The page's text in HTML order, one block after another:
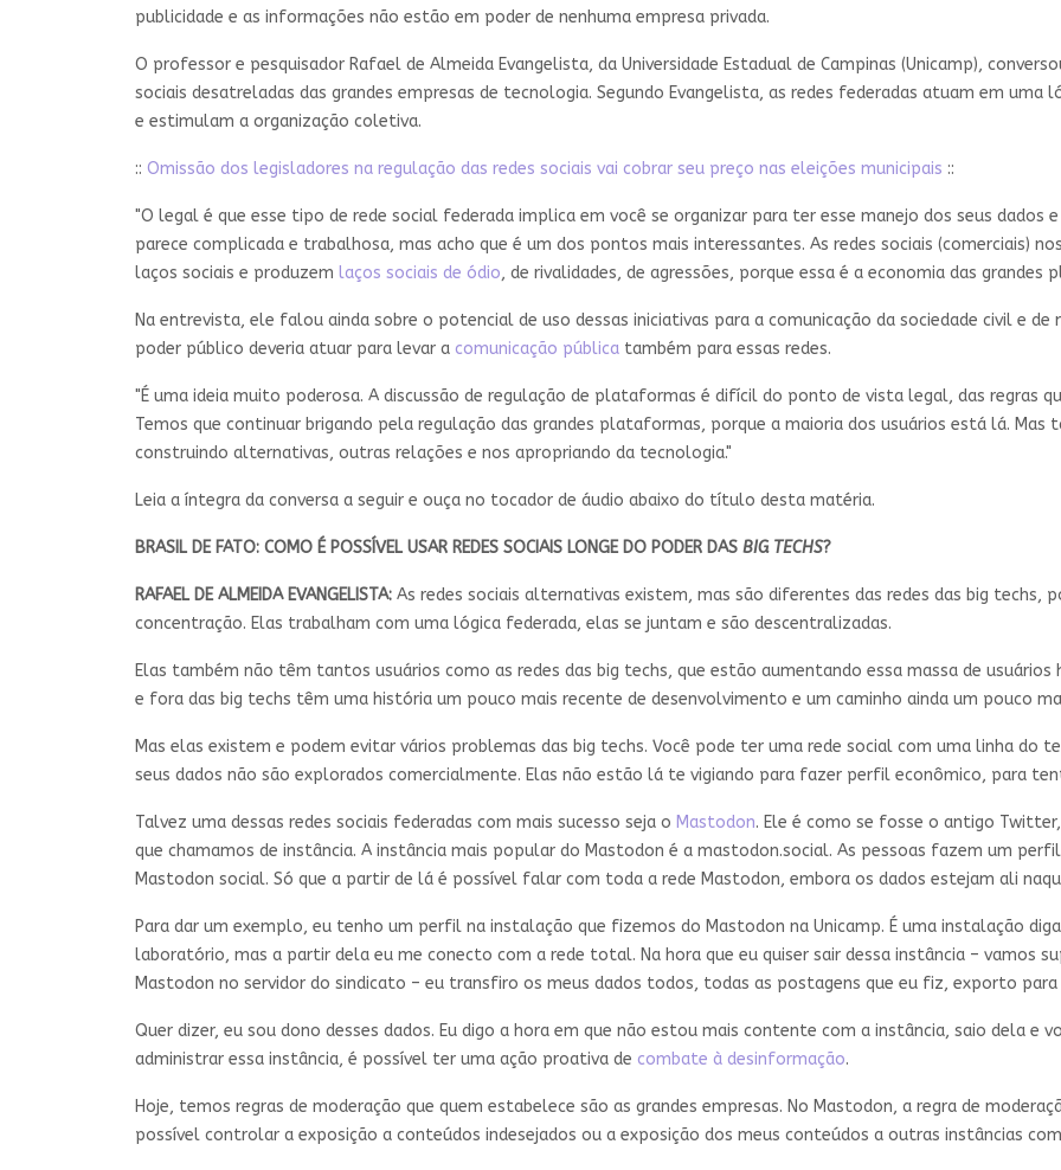
publicidade e as informações não estão em poder de nenhuma empresa privada.
O professor e pesquisador Rafael de Almeida Evangelista, da Universidade Estadual de Campinas (Unicamp),
sociais desatreladas das grandes empresas de tecnologia. Segundo Evangelista, as redes federadas atuam em
e estimulam a organização coletiva.
:: Omissão dos legisladores na regulação das redes sociais vai cobrar seu preço nas eleições municipais ::
"O legal é que esse tipo de rede social federada implica em você se organizar para ter esse manejo dos seus dados
parece complicada e trabalhosa, mas acho que é um dos pontos mais interessantes. As redes sociais (comerciais)
laços sociais e produzem laços sociais de ódio, de rivalidades, de agressões, porque essa é a economia das grandes
Na entrevista, ele falou ainda sobre o potencial de uso dessas iniciativas para a comunicação da sociedade civil e
poder público deveria atuar para levar a comunicação pública também para essas redes.
"É uma ideia muito poderosa. A discussão de regulação de plataformas é difícil do ponto de vista legal, das regras
Temos que continuar brigando pela regulação das grandes plataformas, porque a maioria dos usuários está lá.
construindo alternativas, outras relações e nos apropriando da tecnologia."
Leia a íntegra da conversa a seguir e ouça no tocador de áudio abaixo do título desta matéria.
BRASIL DE FATO: COMO É POSSÍVEL USAR REDES SOCIAIS LONGE DO PODER DAS BIG TECHS?
RAFAEL DE ALMEIDA EVANGELISTA: As redes sociais alternativas existem, mas são diferentes das redes das big techs,
concentração. Elas trabalham com uma lógica federada, elas se juntam e são descentralizadas.
Elas também não têm tantos usuários como as redes das big techs, que estão aumentando essa massa de usuários
e fora das big techs têm uma história um pouco mais recente de desenvolvimento e um caminho ainda um pouco
Mas elas existem e podem evitar vários problemas das big techs. Você pode ter uma rede social com uma linha do
seus dados não são explorados comercialmente. Elas não estão lá te vigiando para fazer perfil econômico, para
Talvez uma dessas redes sociais federadas com mais sucesso seja o Mastodon. Ele é como se fosse o antigo
que chamamos de instância. A instância mais popular do Mastodon é a mastodon.social. As pessoas fazem um
Mastodon social. Só que a partir de lá é possível falar com toda a rede Mastodon, embora os dados estejam ali
Para dar um exemplo, eu tenho um perfil na instalação que fizemos do Mastodon na Unicamp. É uma instalação
laboratório, mas a partir dela eu me conecto com a rede total. Na hora que eu quiser sair dessa instância – vamos
Mastodon no servidor do sindicato – eu transfiro os meus dados todos, todas as postagens que eu fiz, exporto
Quer dizer, eu sou dono desses dados. Eu digo a hora em que não estou mais contente com a instância, saio dela e
administrar essa instância, é possível ter uma ação proativa de combate à desinformação.
Hoje, temos regras de moderação que quem estabelece são as grandes empresas. No Mastodon, a regra de
possível controlar a exposição a conteúdos indesejados ou a exposição dos meus conteúdos a outras instâncias